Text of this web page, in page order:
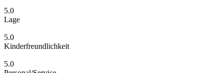
5.0
Lage
5.0
Kinderfreundlichkeit
5.0